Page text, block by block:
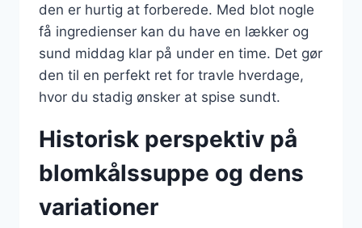
den er hurtig at forberede. Med blot nogle
få ingredienser kan du have en lækker og
sund middag klar på under en time. Det gør
den til en perfekt ret for travle hverdage,
hvor du stadig ønsker at spise sundt.
Historisk perspektiv på
blomkålssuppe og dens
variationer